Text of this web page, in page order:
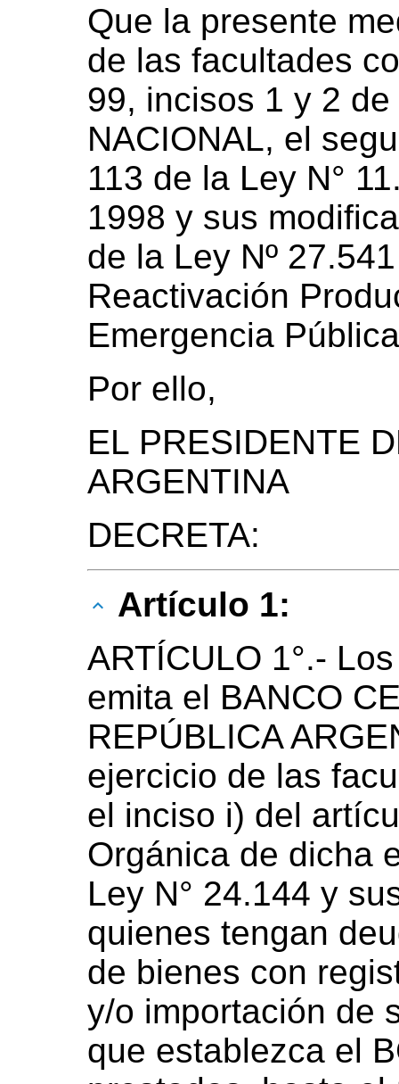
Que la presente
de las facultades
99, incisos 1 y 2
NACIONAL, el
113 de la Ley N°
1998 y sus
de la Ley Nº
Reactivación
Emergencia
Por ello,
EL PRESIDENTE
ARGENTINA
DECRETA:
Artículo 1:
ARTÍCULO 1°.-
emita el BANCO
REPÚBLICA
ejercicio de las
el inciso i) del
Orgánica de dicha
Ley N° 24.144 y
quienes tengan
de bienes con
y/o importación de
que establezca el